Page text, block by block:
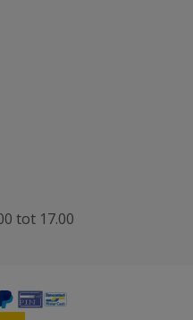
tot 17.00